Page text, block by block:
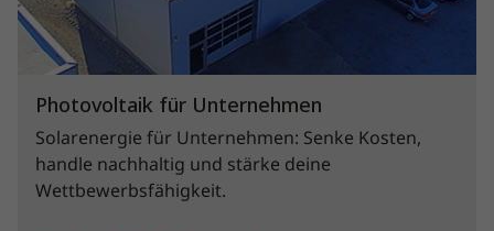
Photovoltaik für Unternehmen
Solarenergie für Unternehmen: Senke Kosten,
handle nachhaltig und stärke deine
Wettbewerbsfähigkeit.